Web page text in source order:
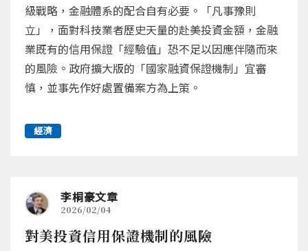
級戰略，金融體系的配合自有必要。「凡事豫則
立」，面對科技業者歷史天量的赴美投資金額，金融
業既有的信用保證「經驗值」恐不足以因應伴隨而來
的風險。政府擴大版的「國家融資保證機制」宜審
慎，並事先作好處置備案方為上策。
經濟
李桐豪文章
2026/02/04
對美投資信用保證機制的風險